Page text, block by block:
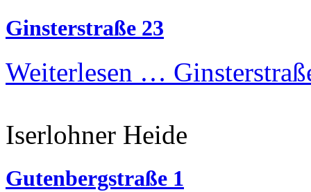
Ginsterstraße 23
Weiterlesen …
Iserlohner Heide
Gutenbergstraße 1